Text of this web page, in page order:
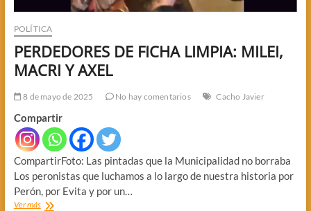
POLÍTICA
PERDEDORES DE FICHA LIMPIA: MILEI,
MACRI Y AXEL
8 de mayo de 2025 No hay comentarios Cacho Javier
Compartir
CompartirFoto: Las pintadas que la Municipalidad no borraba
Los peronistas que luchamos a lo largo de nuestra historia por
Perón, por Evita y por un…
Ver másPERDEDORES